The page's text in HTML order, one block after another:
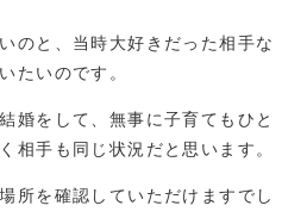
のと、当時大好きだった相手な
たいのです。
婚をして、無事に子育てもひと
相手も同じ状況だと思います。
所を確認していただけますでし